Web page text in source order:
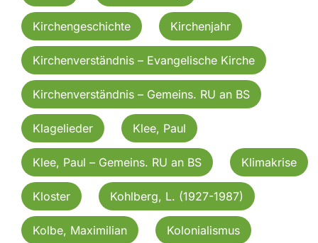
Kirchengeschichte Kirchenjahr
Kirchenverständnis – Evangelische Kirche
Kirchenverständnis – Gemeins. RU an BS
Klagelieder Klee, Paul
Klee, Paul – Gemeins. RU an BS Klimakrise
Kloster Kohlberg, L. (1927-1987)
Kolbe, Maximilian Kolonialismus